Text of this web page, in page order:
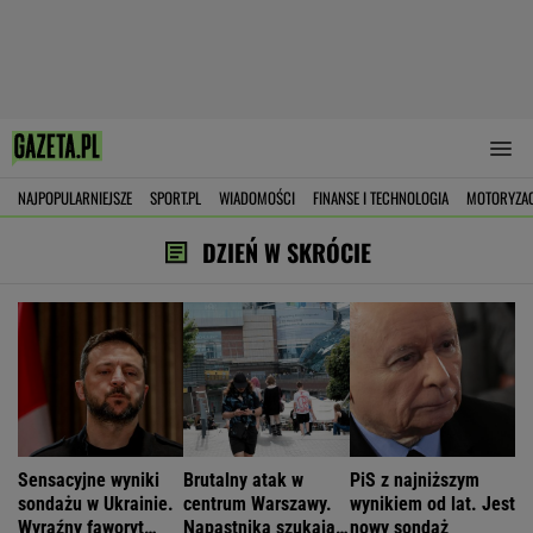
NAJPOPULARNIEJSZE SPORT.PL WIADOMOŚCI FINANSE I TECHNOLOGIA
DZIEŃ W SKRÓCIE
Sensacyjne wyniki
sondażu w Ukrainie.
Wyraźny faworyt
Brutalny atak w
centrum Warszawy.
Napastnika szukają
PiS z najniższym
wynikiem od lat. Jest
nowy sondaż